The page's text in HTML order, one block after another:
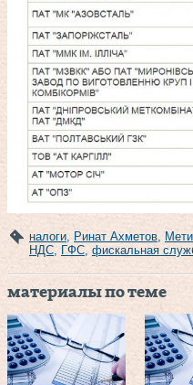
налоги, Ринат Ахметов,
НДС, ГФС, фискальная
материалы по теме